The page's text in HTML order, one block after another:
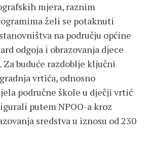
mjera, raznim
želi se potaknuti
na području općine
odgoja i obrazovanja djece
Za buduće razdoblje ključni
vrtića, odnosno
područne škole u dječji vrtić
putem NPOO-a kroz
sredstva u iznosu od 230